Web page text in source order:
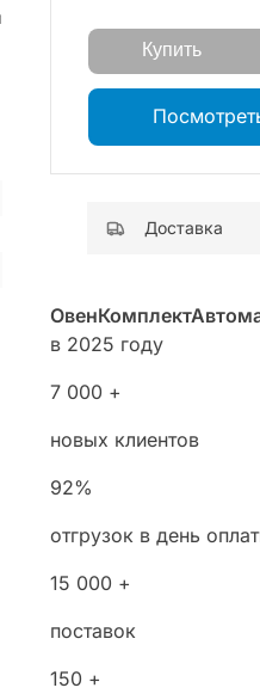
Купить
Доставка
в 2025 году
7 000 +
новых клиентов
92%
отгрузок в день
15 000 +
поставок
150 +